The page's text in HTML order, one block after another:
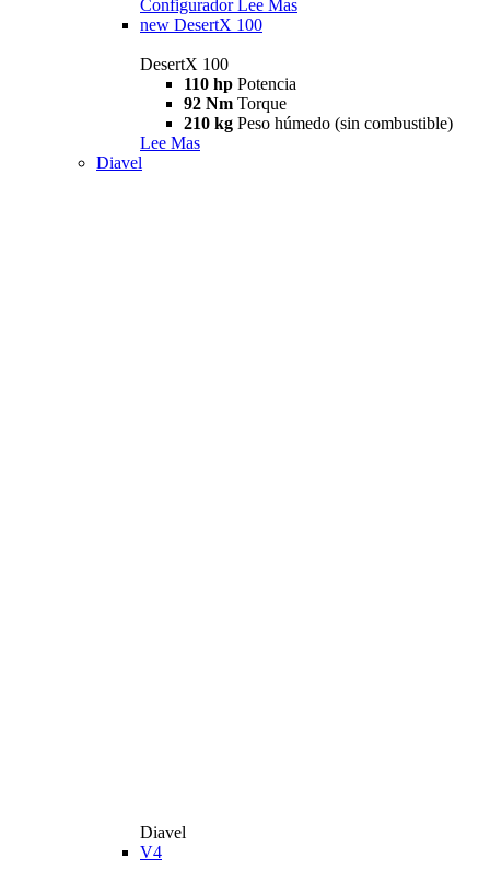
Configurador Lee Mas
new DesertX 100
DesertX 100
110 hp Potencia
92 Nm Torque
210 kg Peso húmedo (sin combustible)
Lee Mas
Diavel
Diavel
V4